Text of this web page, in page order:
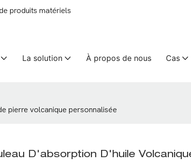
produits matériels
La solution À propos de nous Cas
pierre volcanique personnalisée
D'absorption D'huile